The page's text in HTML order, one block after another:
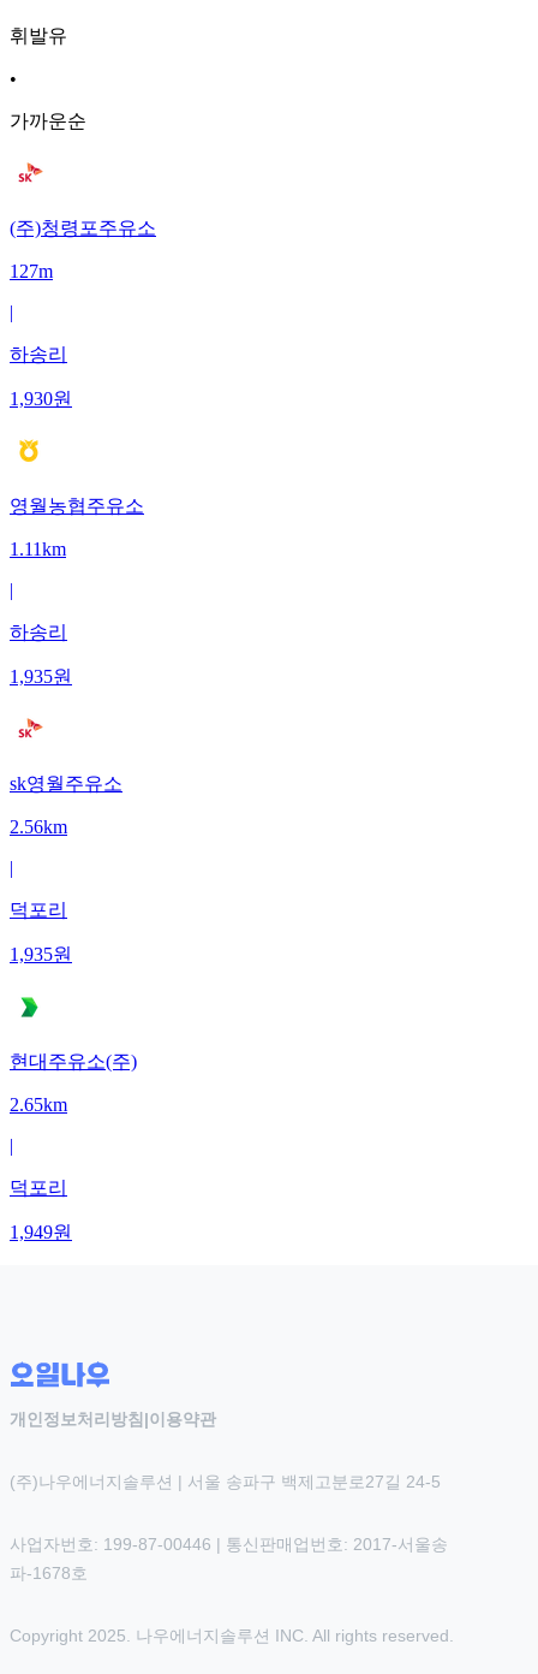
휘발유
•
가까운순
(주)청령포주유소
127m
|
하송리
1,930원
영월농협주유소
1.11km
|
하송리
1,935원
sk영월주유소
2.56km
|
덕포리
1,935원
현대주유소(주)
2.65km
|
덕포리
1,949원
개인정보처리방침 |이용약관
(주)나우에너지솔루션 | 서울 송파구 백제고분로27길 24-5
사업자번호: 199-87-00446 | 통신판매업번호: 2017-서울송
파-1678호
Copyright 2025. 나우에너지솔루션 INC. All rights reserved.